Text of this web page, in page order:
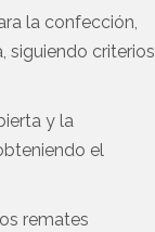
la confección,
siguiendo criterios
y la
el
remates